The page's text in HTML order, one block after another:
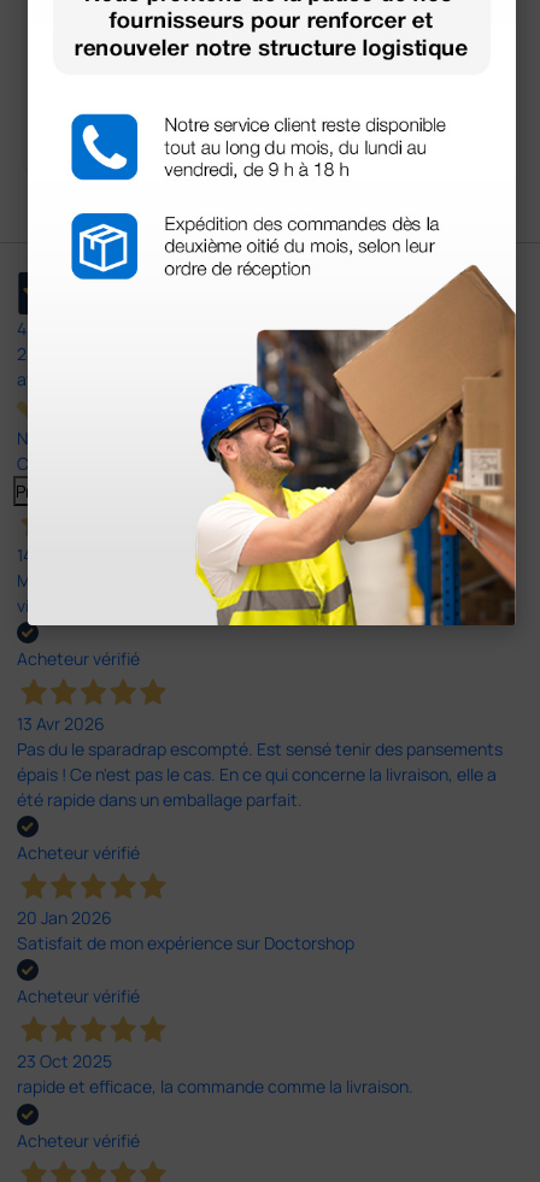
(Prix TTC)
1 pc.
4,5
23
avis
Nos avis 4 et 5 étoiles.
Cliquez ici pour tous les lire >
Previous
14 Avr 2026
Mon article reçu est conforme à la description texte, image et
vidéo proposée par le site.
Acheteur vérifié
13 Avr 2026
Pas du le sparadrap escompté. Est sensé tenir des pansements
épais ! Ce n'est pas le cas. En ce qui concerne la livraison, elle a
été rapide dans un emballage parfait.
Acheteur vérifié
20 Jan 2026
Satisfait de mon expérience sur Doctorshop
Acheteur vérifié
23 Oct 2025
rapide et efficace, la commande comme la livraison.
Acheteur vérifié